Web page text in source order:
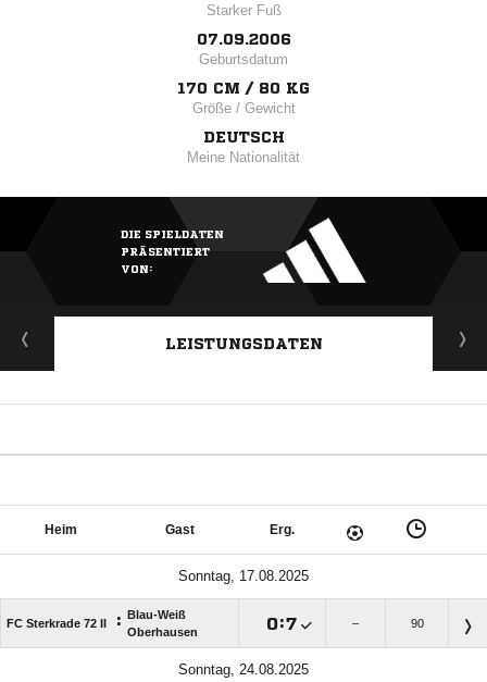
Starker Fuß
07.09.2006
Geburtsdatum
170 CM / 80 KG
Größe / Gewicht
DEUTSCH
Meine Nationalität
DIE SPIELDATEN
PRÄSENTIERT
VON:
LEISTUNGSDATEN
Heim Gast Erg.
Sonntag, 17.08.2025
FC Sterkrade 72 II :
Blau-Weiß
Oberhausen
: – 90
Sonntag, 24.08.2025